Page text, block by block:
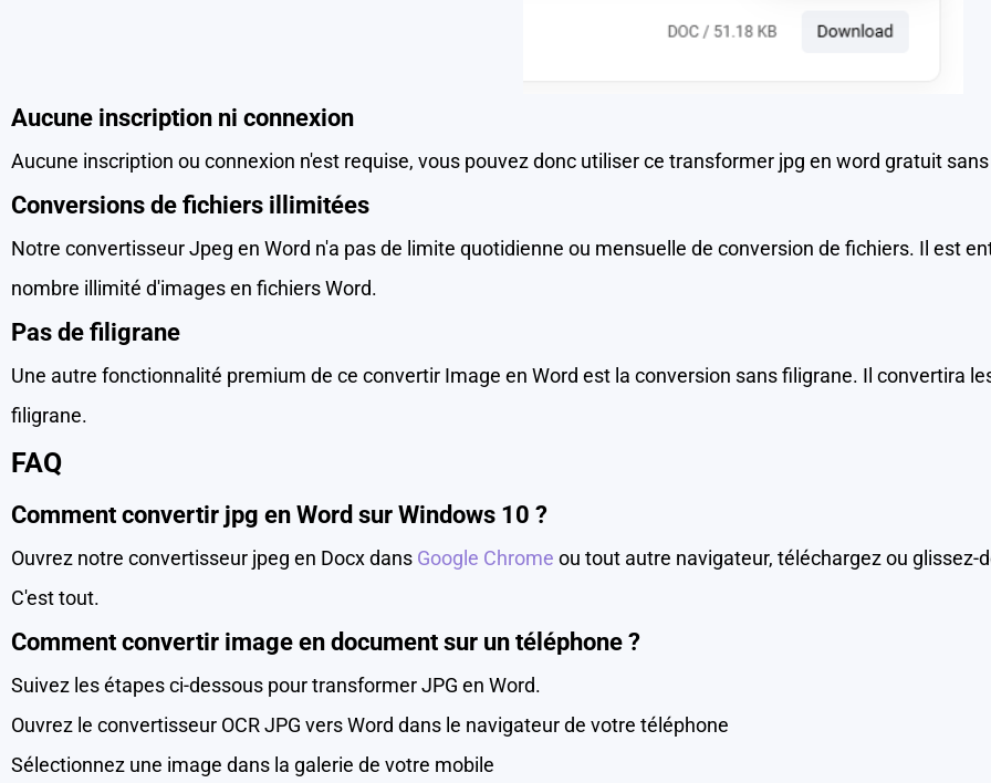
Aucune inscription ni connexion
Aucune inscription ou connexion n'est requise, vous pouvez donc utiliser ce transformer jpg en word gratuit
Conversions de fichiers illimitées
Notre convertisseur Jpeg en Word n'a pas de limite quotidienne ou mensuelle de conversion de fichiers. Il est
nombre illimité d'images en fichiers Word.
Pas de filigrane
Une autre fonctionnalité premium de ce convertir Image en Word est la conversion sans filigrane. Il convertira
filigrane.
FAQ
Comment convertir jpg en Word sur Windows 10 ?
Ouvrez notre convertisseur jpeg en Docx dans Google Chrome ou tout autre navigateur, téléchargez ou
C'est tout.
Comment convertir image en document sur un téléphone ?
Suivez les étapes ci-dessous pour transformer JPG en Word.
Ouvrez le convertisseur OCR JPG vers Word dans le navigateur de votre téléphone
Sélectionnez une image dans la galerie de votre mobile